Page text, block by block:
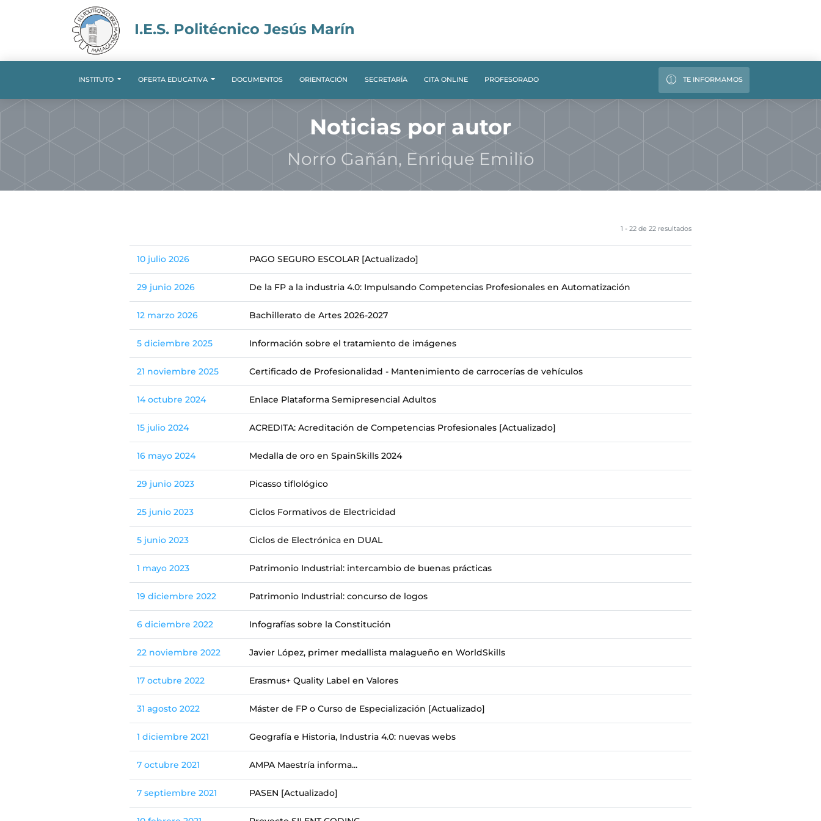
I.E.S. Politécnico Jesús Marín
INSTITUTO OFERTA EDUCATIVA DOCUMENTOS ORIENTACIÓN SECRETARÍA CITA ONLINE PROFESORADO TE INFORMAMOS
Noticias por autor
Norro Gañán, Enrique Emilio
1 - 22 de 22 resultados
10 julio 2026 PAGO SEGURO ESCOLAR [Actualizado]
29 junio 2026 De la FP a la industria 4.0: Impulsando Competencias Profesionales en Automatización
12 marzo 2026 Bachillerato de Artes 2026-2027
5 diciembre 2025 Información sobre el tratamiento de imágenes
21 noviembre 2025 Certificado de Profesionalidad - Mantenimiento de carrocerías de vehículos
14 octubre 2024 Enlace Plataforma Semipresencial Adultos
15 julio 2024 ACREDITA: Acreditación de Competencias Profesionales [Actualizado]
16 mayo 2024 Medalla de oro en SpainSkills 2024
29 junio 2023 Picasso tiflológico
25 junio 2023 Ciclos Formativos de Electricidad
5 junio 2023 Ciclos de Electrónica en DUAL
1 mayo 2023 Patrimonio Industrial: intercambio de buenas prácticas
19 diciembre 2022 Patrimonio Industrial: concurso de logos
6 diciembre 2022 Infografías sobre la Constitución
22 noviembre 2022 Javier López, primer medallista malagueño en WorldSkills
17 octubre 2022 Erasmus+ Quality Label en Valores
31 agosto 2022 Máster de FP o Curso de Especialización [Actualizado]
1 diciembre 2021 Geografía e Historia, Industria 4.0: nuevas webs
7 octubre 2021 AMPA Maestría informa...
7 septiembre 2021 PASEN [Actualizado]